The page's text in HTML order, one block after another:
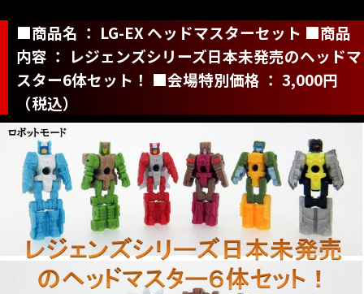
■商品名 ： LG-EX ヘッドマスターセット ■商品
内容 ： レジェンズシリーズ日本未発売のヘッドマ
スター6体セット！ ■会場特別価格 ： 3,000円
（税込）